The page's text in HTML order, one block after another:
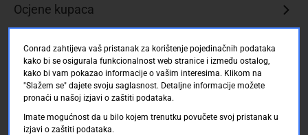
s
na
VHS
ili
obrnuto
DVB-
T
Ocjene kupaca
Conrad zahtijeva vaš pristanak za korištenje pojedinačnih podataka
kako bi se osigurala funkcionalnost web stranice i između ostalog,
kako bi vam pokazao informacije o vašim interesima. Klikom na
"Slažem se" dajete svoju saglasnost. Detaljne informacije možete
pronaći u našoj izjavi o zaštiti podataka.
Imate mogućnost da u bilo kojem trenutku povučete svoj pristanak u
izjavi o zaštiti podataka.